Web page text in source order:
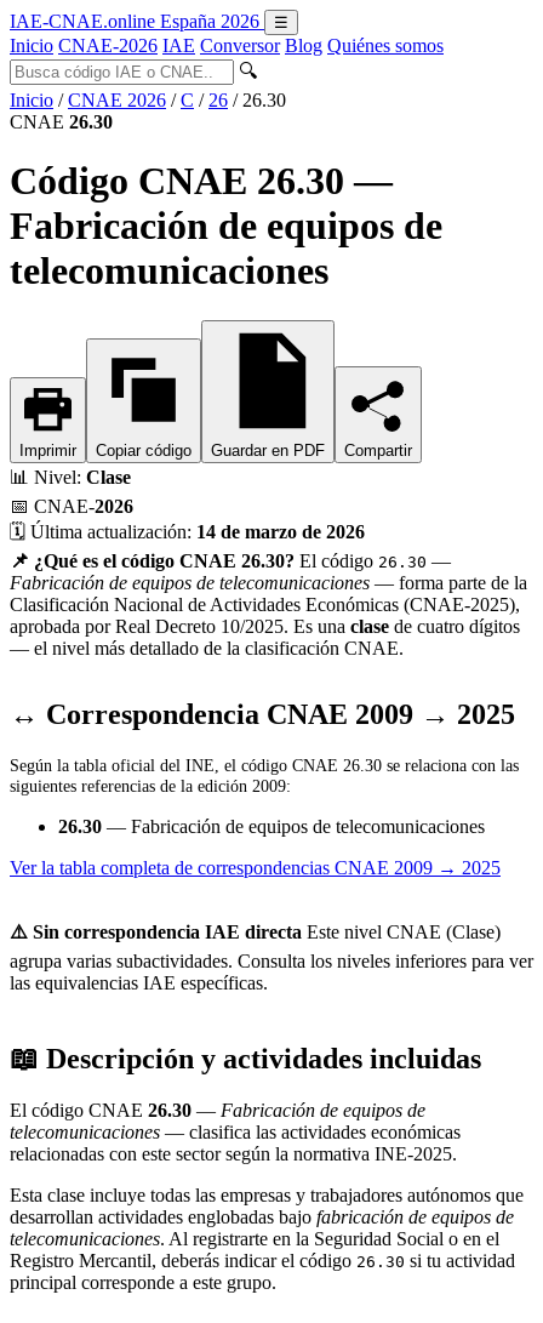
IAE-CNAE.online España 2026 ☰
Inicio CNAE-2026 IAE Conversor Blog Quiénes somos
🔍
Inicio / CNAE 2026 / C / 26 / 26.30
CNAE 26.30
Código CNAE 26.30 —
Fabricación de equipos de
telecomunicaciones
Imprimir Copiar código Guardar en PDF Compartir
📊 Nivel: Clase
📅 CNAE-2026
🗓️ Última actualización: 14 de marzo de 2026
📌 ¿Qué es el código CNAE 26.30? El código 26.30 —
Fabricación de equipos de telecomunicaciones — forma parte de la
Clasificación Nacional de Actividades Económicas (CNAE-2025),
aprobada por Real Decreto 10/2025. Es una clase de cuatro dígitos
— el nivel más detallado de la clasificación CNAE.
↔ Correspondencia CNAE 2009 → 2025
Según la tabla oficial del INE, el código CNAE 26.30 se relaciona con las
siguientes referencias de la edición 2009:
26.30 — Fabricación de equipos de telecomunicaciones
Ver la tabla completa de correspondencias CNAE 2009 → 2025
⚠️ Sin correspondencia IAE directa Este nivel CNAE (Clase)
agrupa varias subactividades. Consulta los niveles inferiores para ver
las equivalencias IAE específicas.
📖 Descripción y actividades incluidas
El código CNAE 26.30 — Fabricación de equipos de
telecomunicaciones — clasifica las actividades económicas
relacionadas con este sector según la normativa INE-2025.
Esta clase incluye todas las empresas y trabajadores autónomos que
desarrollan actividades englobadas bajo fabricación de equipos de
telecomunicaciones. Al registrarte en la Seguridad Social o en el
Registro Mercantil, deberás indicar el código 26.30 si tu actividad
principal corresponde a este grupo.